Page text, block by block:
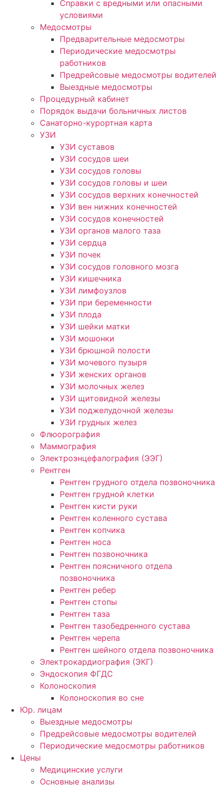
Справки с вредными или опасными
условиями
Медосмотры
Предварительные медосмотры
Периодические медосмотры
работников
Предрейсовые медосмотры водителей
Выездные медосмотры
Процедурный кабинет
Порядок выдачи больничных листов
Санаторно-курортная карта
УЗИ
УЗИ суставов
УЗИ сосудов шеи
УЗИ сосудов головы
УЗИ сосудов головы и шеи
УЗИ сосудов верхних конечностей
УЗИ вен нижних конечностей
УЗИ сосудов конечностей
УЗИ органов малого таза
УЗИ сердца
УЗИ почек
УЗИ сосудов головного мозга
УЗИ кишечника
УЗИ лимфоузлов
УЗИ при беременности
УЗИ плода
УЗИ шейки матки
УЗИ мошонки
УЗИ брюшной полости
УЗИ мочевого пузыря
УЗИ женских органов
УЗИ молочных желез
УЗИ щитовидной железы
УЗИ поджелудочной железы
УЗИ грудных желез
Флюорография
Маммография
Электроэнцефалография (ЭЭГ)
Рентген
Рентген грудного отдела позвоночника
Рентген грудной клетки
Рентген кисти руки
Рентген коленного сустава
Рентген копчика
Рентген носа
Рентген позвоночника
Рентген поясничного отдела
позвоночника
Рентген ребер
Рентген стопы
Рентген таза
Рентген тазобедренного сустава
Рентген черепа
Рентген шейного отдела позвоночника
Электрокардиография (ЭКГ)
Эндоскопия ФГДС
Колоноскопия
Колоноскопия во сне
Юр. лицам
Выездные медосмотры
Предрейсовые медосмотры водителей
Периодические медосмотры работников
Цены
Медицинские услуги
Основные анализы